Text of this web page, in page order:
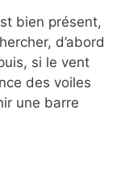
bien présent,
d’abord
si le vent
des voiles
une barre